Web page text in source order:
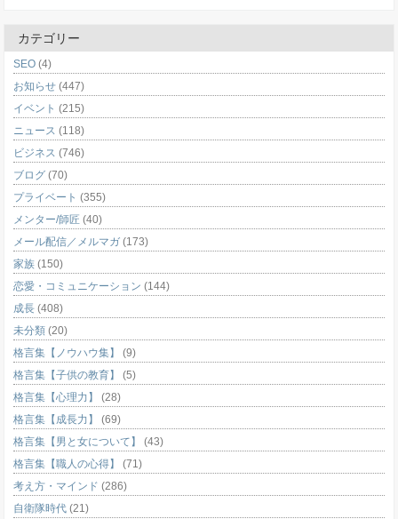
カテゴリー
SEO (4)
お知らせ (447)
イベント (215)
ニュース (118)
ビジネス (746)
ブログ (70)
プライベート (355)
メンター/師匠 (40)
メール配信／メルマガ (173)
家族 (150)
恋愛・コミュニケーション (144)
成長 (408)
未分類 (20)
格言集【ノウハウ集】
(9)
格言集【子供の教育】
(5)
格言集【心理力】
(28)
格言集【成長力】
(69)
格言集【男と女について】
(43)
格言集【職人の心得】
(71)
考え方・マインド (286)
自衛隊時代 (21)